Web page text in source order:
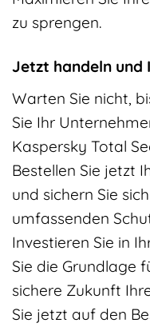
zu sprengen.
Jetzt handeln und
Warten Sie nicht,
Sie Ihr
Kaspersky Total
Bestellen Sie jetzt
und sichern Sie
umfassenden
Investieren Sie in
Sie die Grundlage
sichere Zukunft
Sie jetzt auf den